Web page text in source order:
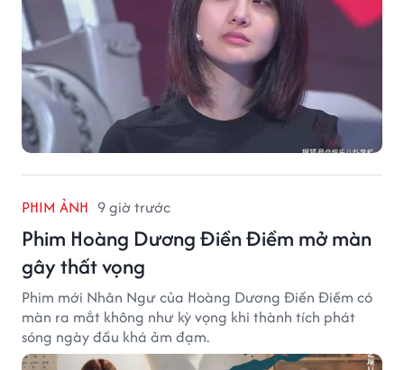
PHIM ẢNH 9 giờ trước
Phim Hoàng Dương Điền Điềm mở màn
gây thất vọng
Phim mới Nhân Ngư của Hoàng Dương Điền Điềm có
màn ra mắt không như kỳ vọng khi thành tích phát
sóng ngày đầu khá ảm đạm.